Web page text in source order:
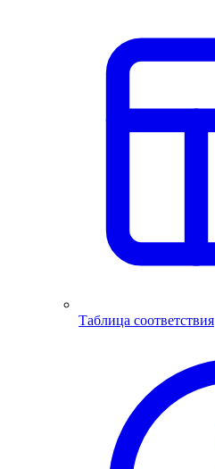
Таблица соответствия